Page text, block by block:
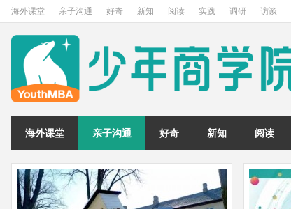
海外课堂 亲子沟通 好奇 新知 阅读 实践 调研 访谈
海外课堂 亲子沟通 好奇 新知 阅读